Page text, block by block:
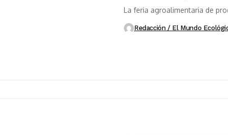
La feria agroalimentaria de
Redacción / El Mundo